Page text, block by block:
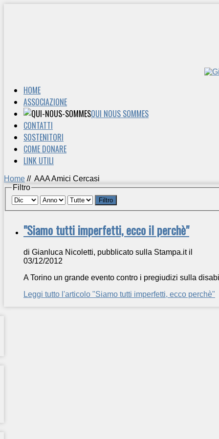
HOME
ASSOCIAZIONE
QUI NOUS SOMMES
CONTATTI
SOSTENITORI
COME DONARE
LINK UTILI
Home // AAA Amici Cercasi
Filtro
Filtro
"Siamo tutti imperfetti, ecco il perchè"
di Gianluca Nicoletti, pubblicato sulla Stampa.it il
03/12/2012
A Torino un grande evento contro i pregiudizi sulla
Leggi tutto l'articolo "Siamo tutti imperfetti, ecco perchè"